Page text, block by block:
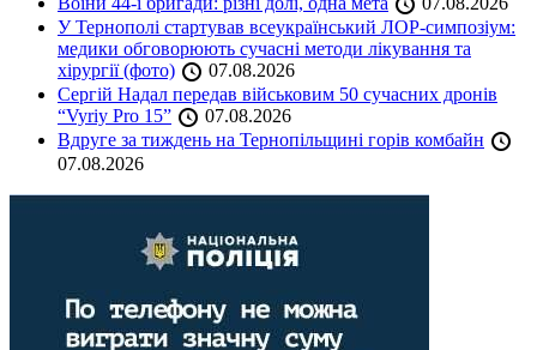
У Тернополі стартував всеукраїнський ЛОР-симпозіум:
медики обговорюють сучасні методи лікування та
хірургії (фото)
07.08.2026
Сергій Надал передав військовим 50 сучасних дронів
“Vyriy Pro 15”
07.08.2026
Вдруге за тиждень на Тернопільщині горів комбайн
07.08.2026